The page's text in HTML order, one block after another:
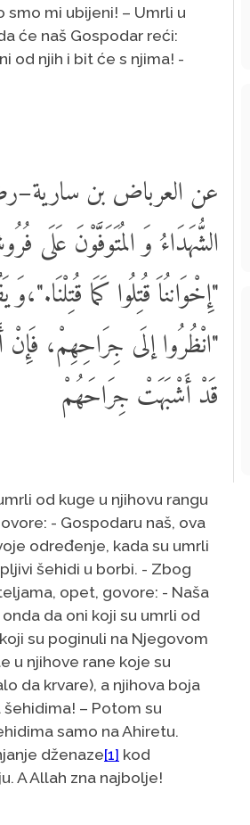
smo mi ubijeni! – Umrli u
će naš Gospodar reći:
od njih i bit će s njima! -
عن العرباض بن
الشُّهَدَاءُ وَ المُتَوَفَّوْنَ عَلَى
"إِخْوَاننُاَ قُتِلُوا كَمَا
"انْظُرُوا إلَى جِرَاحِهِمْ،
قَدْ أَشْبَهَتْ جِرَاحَهُمْ
od kuge u njihovu rangu
- Gospodaru naš, ova
određenje, kada su umrli
šehidi u borbi. - Zbog
opet, govore: - Naša
da oni koji su umrli od
su poginuli na Njegovom
u njihove rane koje su
da krvare), a njihova boja
– Potom su
samo na Ahiretu.
dženaze[1] kod
A Allah zna najbolje!